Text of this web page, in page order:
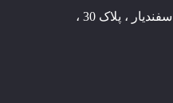
تهران ، ولیعصر ، بلوار اسفندیار ، پلاک 30 ،